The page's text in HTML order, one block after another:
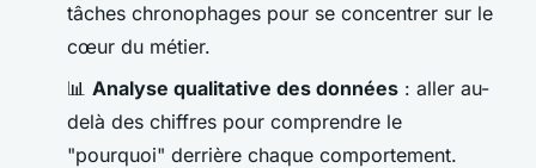
tâches chronophages pour se concentrer sur le
cœur du métier.
📊 Analyse qualitative des données : aller au-
delà des chiffres pour comprendre le
"pourquoi" derrière chaque comportement.